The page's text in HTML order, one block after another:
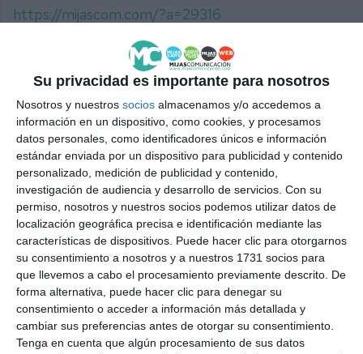
Su privacidad es importante para nosotros
Nosotros y nuestros socios almacenamos y/o accedemos a
información en un dispositivo, como cookies, y procesamos
datos personales, como identificadores únicos e información
estándar enviada por un dispositivo para publicidad y contenido
personalizado, medición de publicidad y contenido,
investigación de audiencia y desarrollo de servicios. Con su
permiso, nosotros y nuestros socios podemos utilizar datos de
localización geográfica precisa e identificación mediante las
características de dispositivos. Puede hacer clic para otorgarnos
su consentimiento a nosotros y a nuestros 1731 socios para
que llevemos a cabo el procesamiento previamente descrito. De
forma alternativa, puede hacer clic para denegar su
consentimiento o acceder a información más detallada y
cambiar sus preferencias antes de otorgar su consentimiento.
Tenga en cuenta que algún procesamiento de sus datos
https://mijascom.com/?a=29316
MIJAS MEJOR
PREMIO